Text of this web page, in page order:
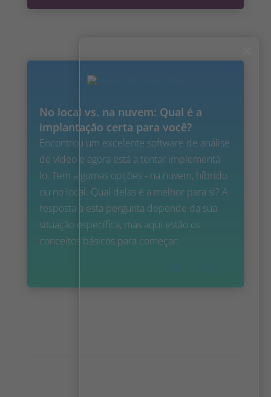
No local vs. na nuvem: Qual é a
implantação certa para você?
Encontrou um excelente software de análise
de vídeo e agora está a tentar implementá-
lo. Tem algumas opções - na nuvem, híbrido
ou no local. Qual delas é a melhor para si? A
resposta a esta pergunta depende da sua
situação específica, mas aqui estão os
conceitos básicos para começar: